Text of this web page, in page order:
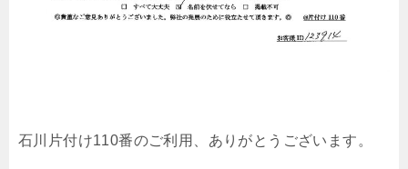
石川片付け110番のご利用、ありがとうございます。